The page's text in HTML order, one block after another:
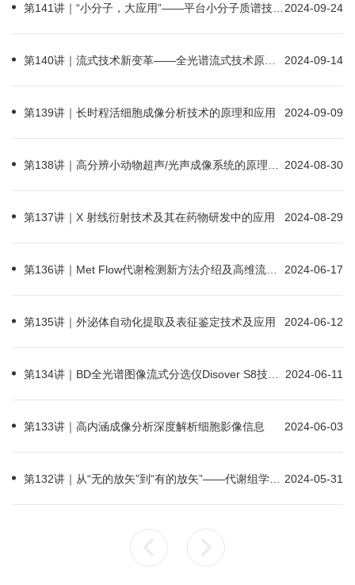
2024-09-24
2024-09-14
2024-09-09
第139讲｜长时程活细胞成像分析技术的原理和应用
2024-08-30
2024-08-29
第137讲｜X 射线衍射技术及其在药物研发中的应用
2024-06-17
2024-06-12
第135讲｜外泌体自动化提取及表征鉴定技术及应用
2024-06-11
2024-06-03
第133讲｜高内涵成像分析深度解析细胞影像信息
2024-05-31